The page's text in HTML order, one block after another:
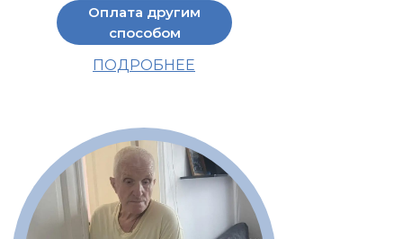
ПОДРОБНЕЕ
Оплата другим
способом